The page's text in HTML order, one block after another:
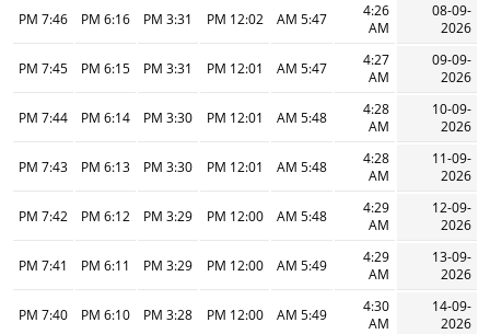
08-09-
2026
4:26
AM
5:47 AM
12:02 PM
3:31 PM
6:16 PM
7:46 PM
09-09-
2026
4:27
AM
5:47 AM
12:01 PM
3:31 PM
6:15 PM
7:45 PM
10-09-
2026
4:28
AM
5:48 AM
12:01 PM
3:30 PM
6:14 PM
7:44 PM
11-09-
2026
4:28
AM
5:48 AM
12:01 PM
3:30 PM
6:13 PM
7:43 PM
12-09-
2026
4:29
AM
5:48 AM
12:00 PM
3:29 PM
6:12 PM
7:42 PM
13-09-
2026
4:29
AM
5:49 AM
12:00 PM
3:29 PM
6:11 PM
7:41 PM
14-09-
2026
4:30
AM
5:49 AM
12:00 PM
3:28 PM
6:10 PM
7:40 PM